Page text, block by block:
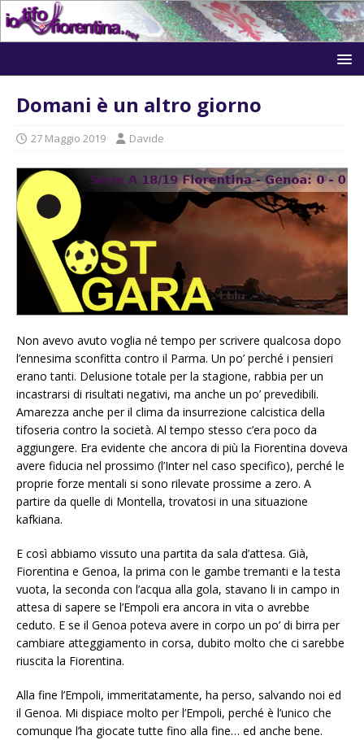
Domani è un altro giorno
27 Maggio 2019 Davide
Non avevo avuto voglia né tempo per scrivere qualcosa dopo
l’ennesima sconfitta contro il Parma. Un po’ perché i pensieri
erano tanti. Delusione totale per la stagione, rabbia per un
incastrarsi di risultati negativi, ma anche un po’ prevedibili.
Amarezza anche per il clima da insurrezione calcistica della
tifoseria contro la società. Al tempo stesso c’era poco da
aggiungere. Era evidente che ancora di più la Fiorentina doveva
avere fiducia nel prossimo (l’Inter nel caso specifico), perché le
proprie forze mentali si sono rilevate prossime a zero. A
partire da quelle di Montella, trovatosi in una situazione
kafkiana.
E così abbiamo vissuto una partita da sala d’attesa. Già,
Fiorentina e Genoa, la prima con le gambe tremanti e la testa
vuota, la seconda con l’acqua alla gola, stavano li in campo in
attesa di sapere se l’Empoli era ancora in vita o avrebbe
ceduto. E se il Genoa poteva avere in corpo un po’ di birra per
cambiare atteggiamento in corsa, dubito molto che ci sarebbe
riuscita la Fiorentina.
Alla fine l’Empoli, immeritatamente, ha perso, salvando noi ed
il Genoa. Mi dispiace molto per l’Empoli, perché è l’unico che
comunque l’ha giocate tutte fino alla fine… ed anche bene.